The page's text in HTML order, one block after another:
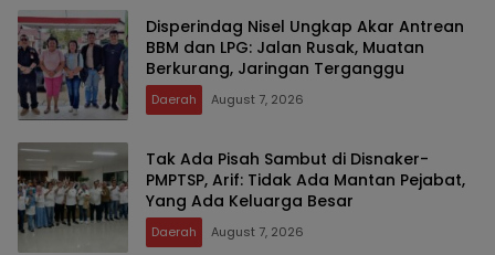
Disperindag Nisel Ungkap Akar Antrean
BBM dan LPG: Jalan Rusak, Muatan
Berkurang, Jaringan Terganggu
Daerah August 7, 2026
Tak Ada Pisah Sambut di Disnaker-
PMPTSP, Arif: Tidak Ada Mantan Pejabat,
Yang Ada Keluarga Besar
Daerah August 7, 2026